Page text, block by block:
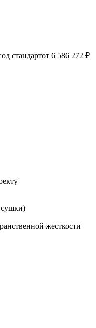
стандартот 6 586 272 ₽
сушки)
жесткости